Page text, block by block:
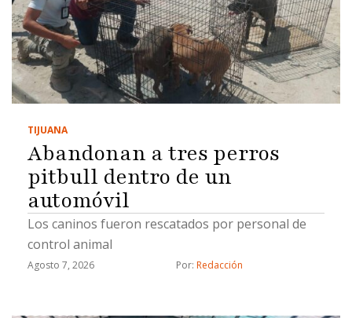
funcionarios ligados al llamado "cártel
inmobiliario" ocuparon cargos de subregistrador
y analista y son acusados de fraude, fraude
procesal y uso de documentos falsos, detalló."Hay
varios grupos y tentáculos que maneja el cártel
detenidos por estos hechos y las investigaciones
…
TIJUANA
Abandonan a tres perros
pitbull dentro de un
automóvil
Los caninos fueron rescatados por personal de
control animal
Agosto 7, 2026 Por: Redacción